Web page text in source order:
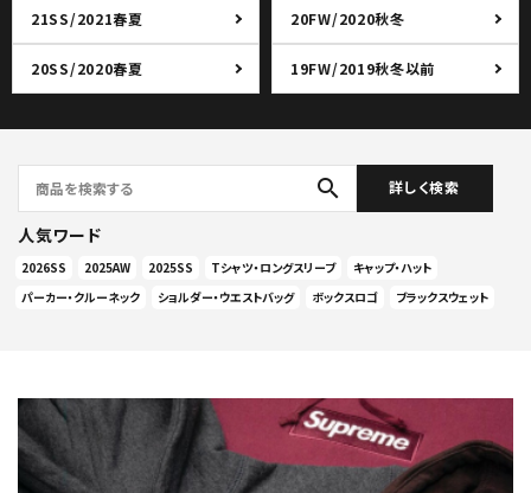
21SS/2021春夏 20FW/2020秋冬
20SS/2020春夏 19FW/2019秋冬以前
search 詳しく検索
人気ワード
2026SS 2025AW 2025SS Tシャツ・ロングスリーブ
キャップ・ハット
パーカー・クルーネック
ショルダー・ウエストバッグ ボックスロゴ ブラックスウェット